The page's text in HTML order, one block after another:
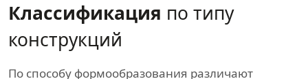
Классификация по типу
конструкций
По способу формообразования различают